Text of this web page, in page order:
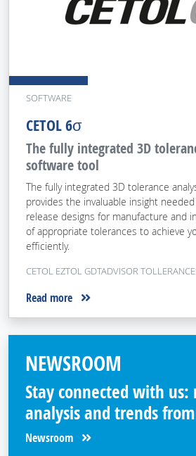
SOFTWARE
CETOL 6σ
The fully integrated 3D
software tool
The fully integrated 3D tolerance
provides the invaluable insight
release designs for manufacture and
of appropriate tolerances to achieve
efficiently.
CETOL EZTOL GDTADVISOR
Read more
NEWSROOM
Stay connected with us:
analysis and trends
Newsroom